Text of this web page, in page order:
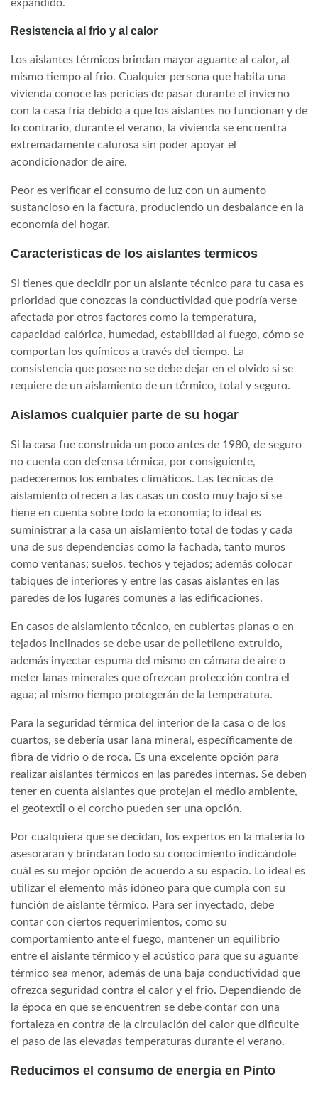
expandido.
Resistencia al frio y al calor
Los aislantes térmicos brindan mayor aguante al calor, al
mismo tiempo al frio. Cualquier persona que habita una
vivienda conoce las pericias de pasar durante el invierno
con la casa fría debido a que los aislantes no funcionan y de
lo contrario, durante el verano, la vivienda se encuentra
extremadamente calurosa sin poder apoyar el
acondicionador de aire.
Peor es verificar el consumo de luz con un aumento
sustancioso en la factura, produciendo un desbalance en la
economía del hogar.
Caracteristicas de los aislantes termicos
Si tienes que decidir por un aislante técnico para tu casa es
prioridad que conozcas la conductividad que podría verse
afectada por otros factores como la temperatura,
capacidad calórica, humedad, estabilidad al fuego, cómo se
comportan los químicos a través del tiempo. La
consistencia que posee no se debe dejar en el olvido si se
requiere de un aislamiento de un térmico, total y seguro.
Aislamos cualquier parte de su hogar
Si la casa fue construida un poco antes de 1980, de seguro
no cuenta con defensa térmica, por consiguiente,
padeceremos los embates climáticos. Las técnicas de
aislamiento ofrecen a las casas un costo muy bajo si se
tiene en cuenta sobre todo la economía; lo ideal es
suministrar a la casa un aislamiento total de todas y cada
una de sus dependencias como la fachada, tanto muros
como ventanas; suelos, techos y tejados; además colocar
tabiques de interiores y entre las casas aislantes en las
paredes de los lugares comunes a las edificaciones.
En casos de aislamiento técnico, en cubiertas planas o en
tejados inclinados se debe usar de polietileno extruido,
además inyectar espuma del mismo en cámara de aire o
meter lanas minerales que ofrezcan protección contra el
agua; al mismo tiempo protegerán de la temperatura.
Para la seguridad térmica del interior de la casa o de los
cuartos, se debería usar lana mineral, específicamente de
fibra de vidrio o de roca. Es una excelente opción para
realizar aislantes térmicos en las paredes internas. Se deben
tener en cuenta aislantes que protejan el medio ambiente,
el geotextil o el corcho pueden ser una opción.
Por cualquiera que se decidan, los expertos en la materia lo
asesoraran y brindaran todo su conocimiento indicándole
cuál es su mejor opción de acuerdo a su espacio. Lo ideal es
utilizar el elemento más idóneo para que cumpla con su
función de aislante térmico. Para ser inyectado, debe
contar con ciertos requerimientos, como su
comportamiento ante el fuego, mantener un equilibrio
entre el aislante térmico y el acústico para que su aguante
térmico sea menor, además de una baja conductividad que
ofrezca seguridad contra el calor y el frio. Dependiendo de
la época en que se encuentren se debe contar con una
fortaleza en contra de la circulación del calor que dificulte
el paso de las elevadas temperaturas durante el verano.
Reducimos el consumo de energia en Pinto